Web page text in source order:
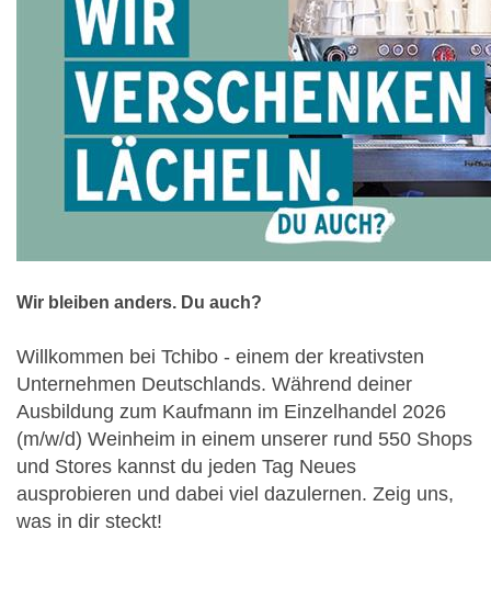
Wir bleiben anders. Du auch?
Willkommen bei Tchibo - einem der kreativsten
Unternehmen Deutschlands. Während deiner
Ausbildung zum Kaufmann im Einzelhandel 2026
(m/w/d) Weinheim in einem unserer rund 550 Shops
und Stores kannst du jeden Tag Neues
ausprobieren und dabei viel dazulernen. Zeig uns,
was in dir steckt!